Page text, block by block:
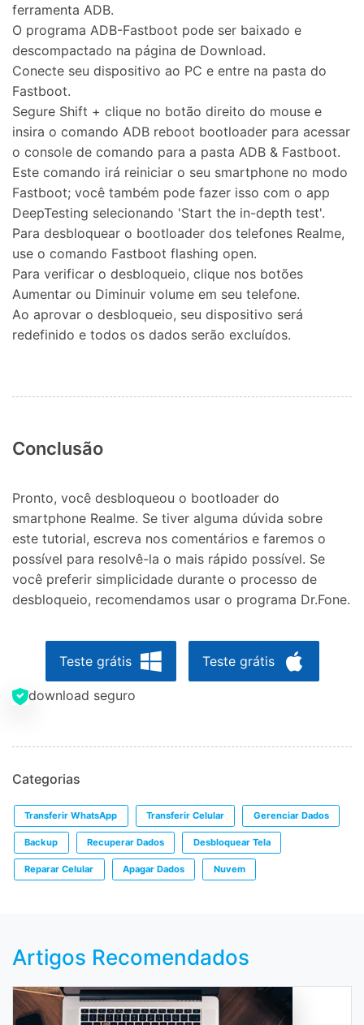
ferramenta ADB.
O programa ADB-Fastboot pode ser baixado e
descompactado na página de Download.
Conecte seu dispositivo ao PC e entre na pasta do
Fastboot.
Segure Shift + clique no botão direito do mouse e
insira o comando ADB reboot bootloader para acessar
o console de comando para a pasta ADB & Fastboot.
Este comando irá reiniciar o seu smartphone no modo
Fastboot; você também pode fazer isso com o app
DeepTesting selecionando 'Start the in-depth test'.
Para desbloquear o bootloader dos telefones Realme,
use o comando Fastboot flashing open.
Para verificar o desbloqueio, clique nos botões
Aumentar ou Diminuir volume em seu telefone.
Ao aprovar o desbloqueio, seu dispositivo será
redefinido e todos os dados serão excluídos.
Conclusão
Pronto, você desbloqueou o bootloader do
smartphone Realme. Se tiver alguma dúvida sobre
este tutorial, escreva nos comentários e faremos o
possível para resolvê-la o mais rápido possível. Se
você preferir simplicidade durante o processo de
desbloqueio, recomendamos usar o programa Dr.Fone.
Teste grátis Teste grátis
download seguro
Categorias
Transferir WhatsApp Transferir Celular Gerenciar Dados
Backup Recuperar Dados Desbloquear Tela
Reparar Celular Apagar Dados Nuvem
Artigos Recomendados